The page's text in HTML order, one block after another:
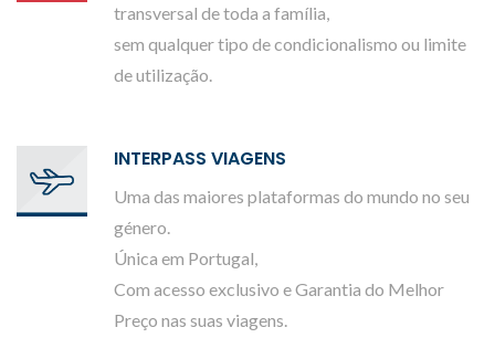
transversal de toda a família,
sem qualquer tipo de condicionalismo ou limite
de utilização.
INTERPASS VIAGENS
Uma das maiores plataformas do mundo no seu
género.
Única em Portugal,
Com acesso exclusivo e Garantia do Melhor
Preço nas suas viagens.